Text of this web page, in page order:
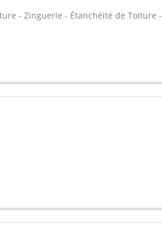
- Zinguerie - Étanchéité de Toiture -